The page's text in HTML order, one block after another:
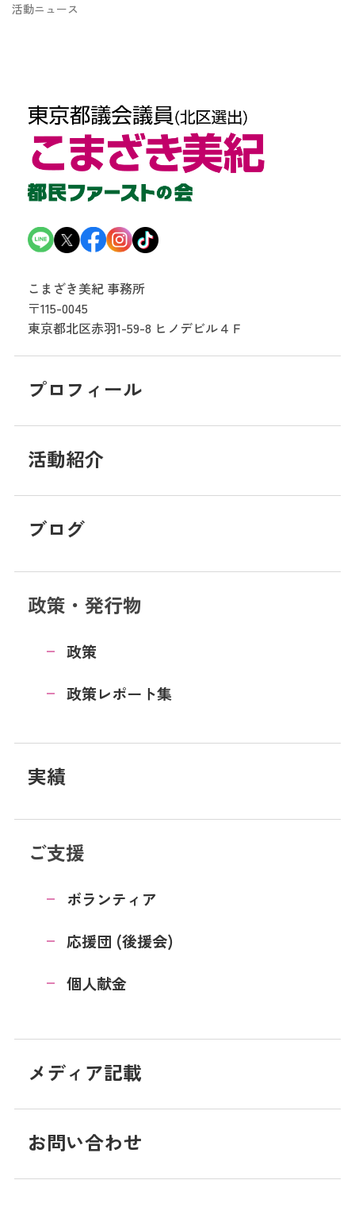
活動ニュース
こまざき美紀 事務所
〒115-0045
東京都北区赤羽1-59-8 ヒノデビル４Ｆ
プロフィール
活動紹介
ブログ
政策・発行物
政策
政策レポート集
実績
ご支援
ボランティア
応援団 (後援会)
個人献金
メディア記載
お問い合わせ